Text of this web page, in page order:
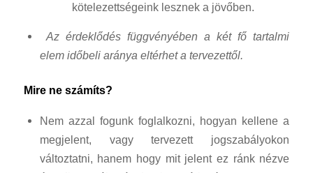
kötelezettségeink lesznek a jövőben.
Az érdeklődés függvényében a két fő tartalmi
elem időbeli aránya eltérhet a tervezettől.
Mire ne számíts?
Nem azzal fogunk foglalkozni, hogyan kellene a
megjelent, vagy tervezett jogszabályokon
változtatni, hanem hogy mit jelent ez ránk nézve